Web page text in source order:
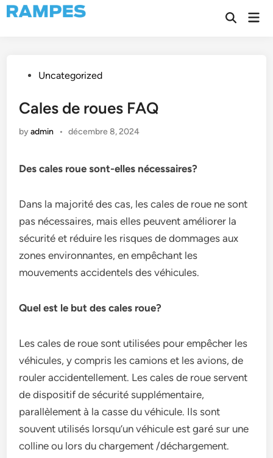
Skip
to
Open
PostedUncategorized
Cales de roues FAQ
byadmin • décembre 8, 2024
Des cales roue sont-elles nécessaires?
Dans la majorité des cas, les cales de roue ne sont
pas nécessaires, mais elles peuvent améliorer la
sécurité et réduire les risques de dommages aux
zones environnantes, en empêchant les
mouvements accidentels des véhicules.
Quel est le but des cales roue?
Les cales de roue sont utilisées pour empêcher les
véhicules, y compris les camions et les avions, de
rouler accidentellement. Les cales de roue servent
de dispositif de sécurité supplémentaire,
parallèlement à la casse du véhicule. Ils sont
souvent utilisés lorsqu’un véhicule est garé sur une
colline ou lors du chargement /déchargement.